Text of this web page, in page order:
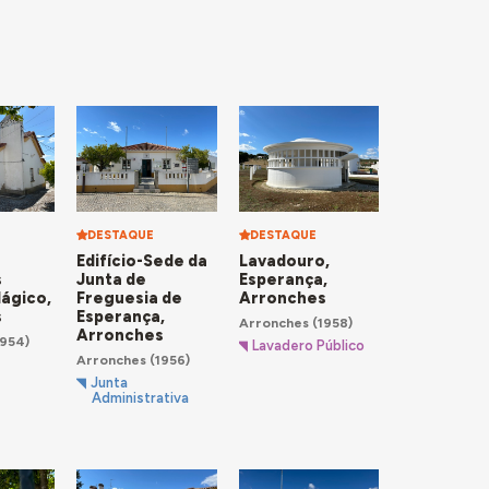
DESTAQUE
Edifício-Sede da
Junta de
Freguesia de
Esperança,
Arronches
Arronches (1956)
Junta
Administrativa
DESTAQUE
Lavadouro,
Esperança,
Arronches
Arronches(1958)
Lavadero Público